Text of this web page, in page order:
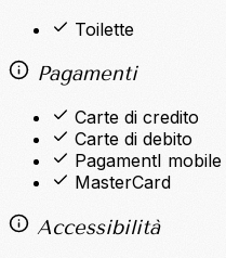
Toilette
Pagamenti
Carte di credito
Carte di debito
PagamentI mobile
MasterCard
Accessibilità